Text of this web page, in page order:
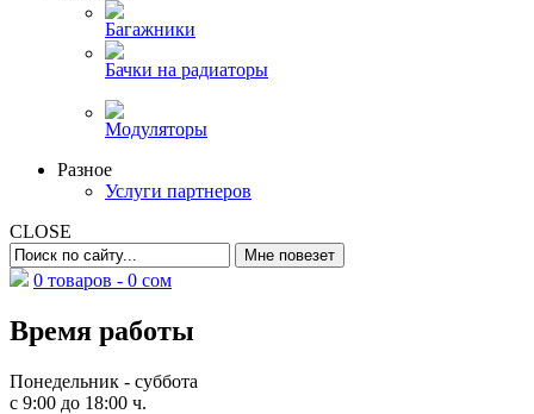
Багажники
Бачки на радиаторы
Модуляторы
Разное
Услуги партнеров
CLOSE
0 товаров - 0 сом
Время работы
Понедельник - суббота
с 9:00 до 18:00 ч.